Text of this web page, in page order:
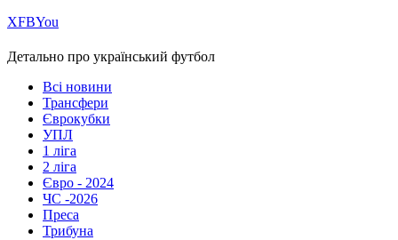
ХFBYou
Детально про український футбол
Всі новини
Трансфери
Єврокубки
УПЛ
1 ліга
2 ліга
Євро - 2024
ЧС -2026
Преса
Трибуна